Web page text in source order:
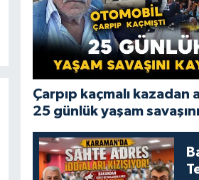
Çarpıp kaçmalı kazadan
25 günlük yaşam